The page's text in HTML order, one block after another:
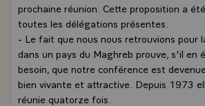
prochaine réunion. Cette proposition a
toutes les délégations présentes.
- Le fait que nous nous retrouvions pour
dans un pays du Maghreb prouve, s'il en
besoin, que notre conférence est
bien vivante et attractive. Depuis 1973
réunie quatorze fois.